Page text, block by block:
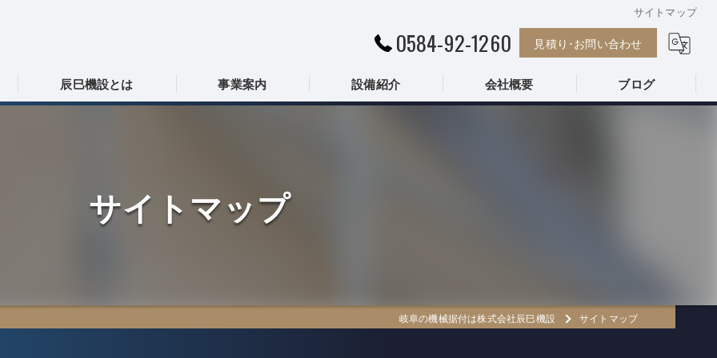
サイトマップ
0584-92-1260 見積り･お問い合わせ
辰巳機設とは
岐阜の機械据付･株式会社辰巳機設のお客様の声
事業案内 設備紹介 会社概要 ブログ
サイトマップ
岐阜の機械据付は株式会社辰巳機設 サイトマップ